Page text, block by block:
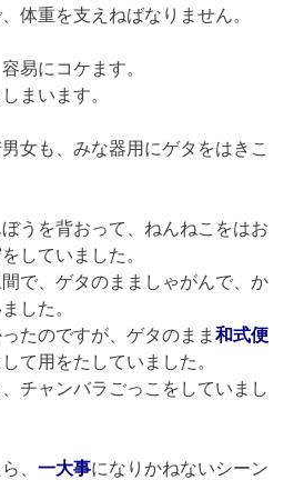
体重を支えねばなりません。
易にコケます。
まいます。
女も、みな器用にゲタをはきこ
うを背おって、ねんねこをはお
していました。
で、ゲタのまましゃがんで、か
した。
たのですが、ゲタのまま和式便
て用をたしていました。
チャンバラごっこをしていまし
、一大事になりかねないシーン